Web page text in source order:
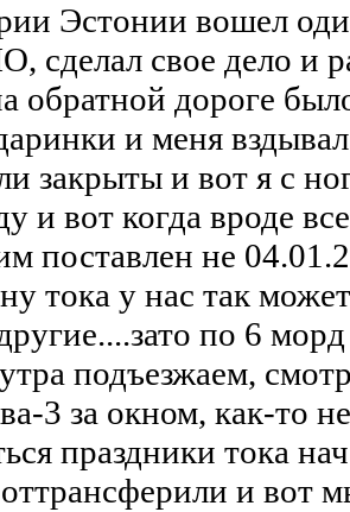
Эстонии вошел
свое дело и
обратной дороге
и меня
закрыты и вот я с
и вот когда вроде
поставлен не
тока у нас так
по 6 морд
подъезжаем,
3 за окном, как-то
праздники тока
и вот